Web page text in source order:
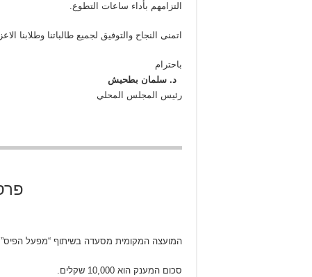
التزامهم بأداء ساعات التطوع.
اتمنى النجاح والتوفيق لجميع طالباتنا وطلابنا
باحترام
د. سلمان بطحيش
رئيس المجلس المحلي
המועצה המקומית מסעדה בשיתוף “מפעל
סכום המענק הוא 10,000 שקלים.